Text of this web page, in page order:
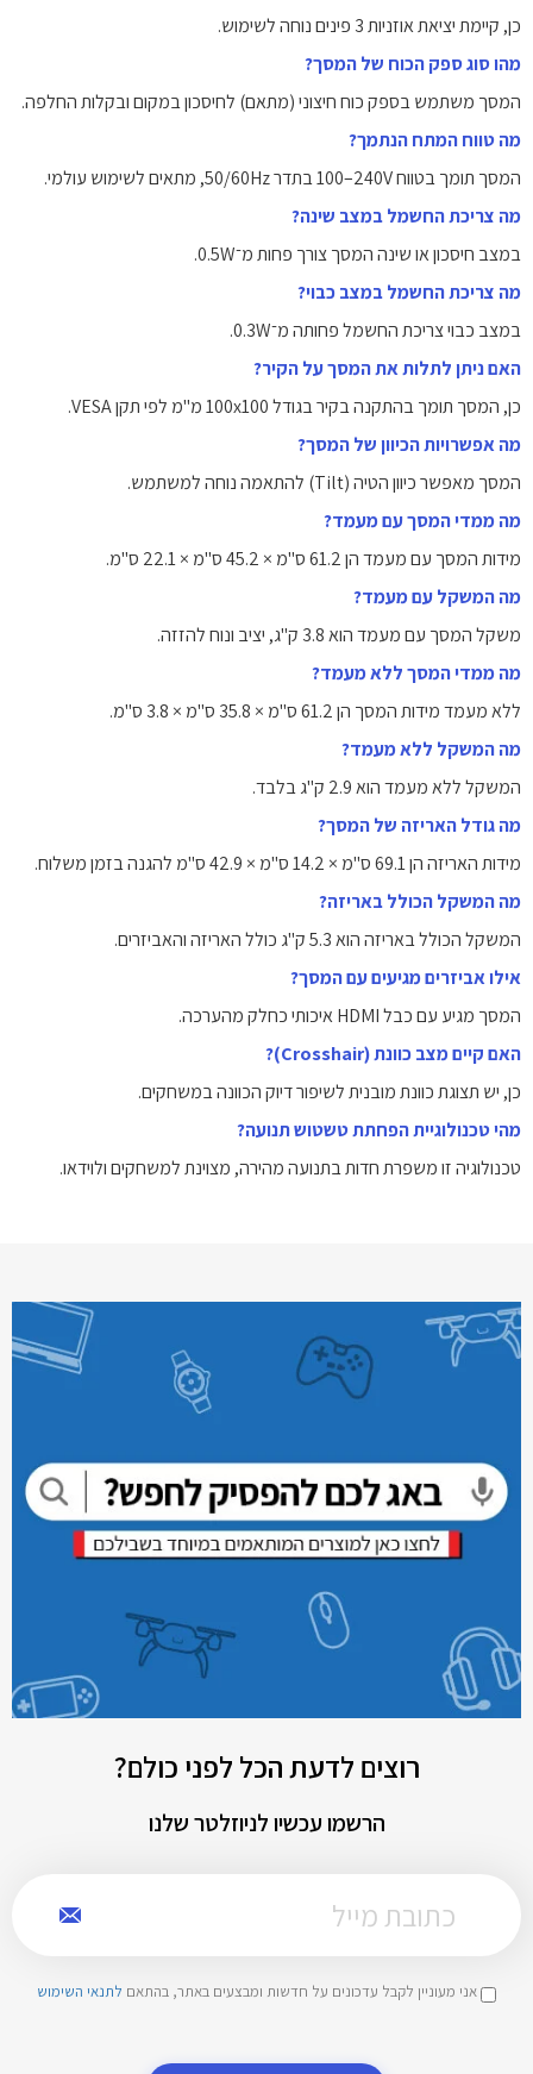
כן, קיימת יציאת אוזניות 3 פינים נוחה לשימוש.
מהו סוג ספק הכוח של המסך?
המסך משתמש בספק כוח חיצוני (מתאם) לחיסכון במקום ובקלות החלפה.
מה טווח המתח הנתמך?
המסך תומך בטווח ‎100–240V‎ בתדר ‎50/60Hz‎, מתאים לשימוש עולמי.
מה צריכת החשמל במצב שינה?
במצב חיסכון או שינה המסך צורך פחות מ־‎0.5W‎.
מה צריכת החשמל במצב כבוי?
במצב כבוי צריכת החשמל פחותה מ־‎0.3W‎.
האם ניתן לתלות את המסך על הקיר?
כן, המסך תומך בהתקנה בקיר בגודל ‎100x100‎ מ"מ לפי תקן VESA.
מה אפשרויות הכיוון של המסך?
המסך מאפשר כיוון הטיה (Tilt) להתאמה נוחה למשתמש.
מה ממדי המסך עם מעמד?
מידות המסך עם מעמד הן ‎61.2‎ ס"מ × ‎45.2‎ ס"מ × ‎22.1‎ ס"מ.
מה המשקל עם מעמד?
משקל המסך עם מעמד הוא ‎3.8‎ ק"ג, יציב ונוח להזזה.
מה ממדי המסך ללא מעמד?
ללא מעמד מידות המסך הן ‎61.2‎ ס"מ × ‎35.8‎ ס"מ × ‎3.8‎ ס"מ.
מה המשקל ללא מעמד?
המשקל ללא מעמד הוא ‎2.9‎ ק"ג בלבד.
מה גודל האריזה של המסך?
מידות האריזה הן ‎69.1‎ ס"מ × ‎14.2‎ ס"מ × ‎42.9‎ ס"מ להגנה בזמן משלוח.
מה המשקל הכולל באריזה?
המשקל הכולל באריזה הוא ‎5.3‎ ק"ג כולל האריזה והאביזרים.
אילו אביזרים מגיעים עם המסך?
המסך מגיע עם כבל HDMI איכותי כחלק מהערכה.
האם קיים מצב כוונת (Crosshair)?
כן, יש תצוגת כוונת מובנית לשיפור דיוק הכוונה במשחקים.
מהי טכנולוגיית הפחתת טשטוש תנועה?
טכנולוגיה זו משפרת חדות בתנועה מהירה, מצוינת למשחקים ולוידאו.
רוצים לדעת הכל לפני כולם?
הרשמו עכשיו לניוזלטר שלנו
אני מעוניין לקבל עדכונים על חדשות ומבצעים באתר, בהתאם לתנאי השימוש